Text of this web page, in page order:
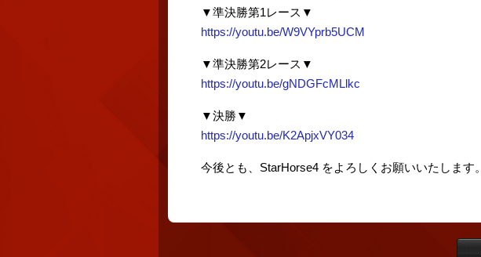
▼準決勝第1レース▼
https://youtu.be/W9VYprb5UCM
▼準決勝第2レース▼
https://youtu.be/gNDGFcMLlkc
▼決勝▼
https://youtu.be/K2ApjxVY034
今後とも、StarHorse4 をよろしくお願いいたします。